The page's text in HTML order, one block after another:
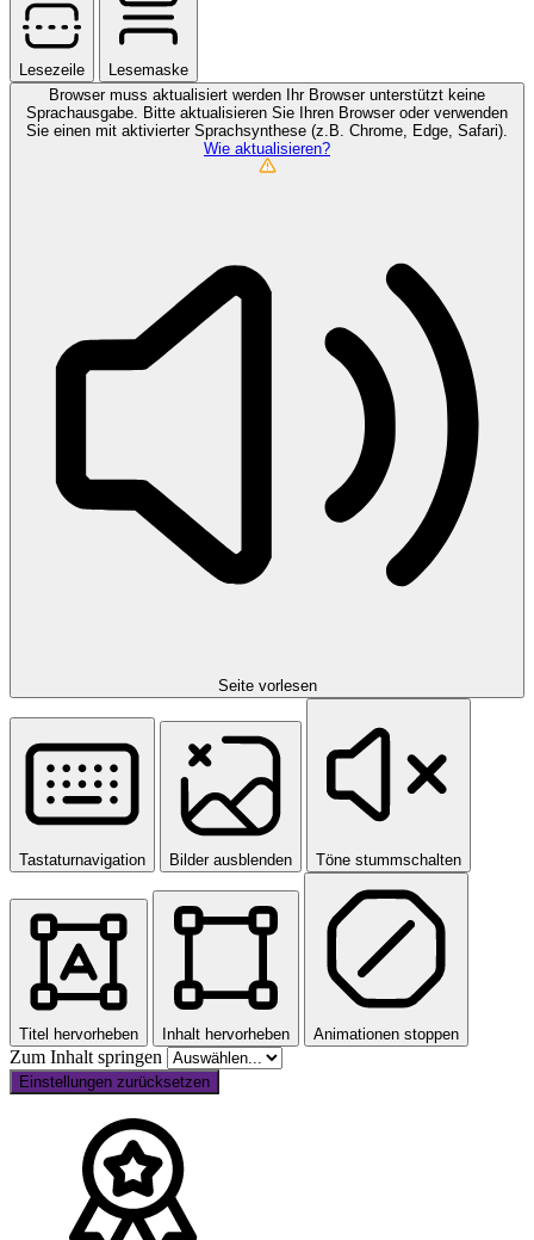
Lesezeile
Lesemaske
Browser muss aktualisiert werden
Ihr Browser unterstützt keine
Sprachausgabe. Bitte aktualisieren Sie Ihren Browser oder verwenden
Sie einen mit aktivierter Sprachsynthese (z.B. Chrome, Edge, Safari).
Wie aktualisieren?
Seite vorlesen
Tastaturnavigation Bilder ausblenden Töne stummschalten
Titel hervorheben Inhalt hervorheben Animationen stoppen
Zum Inhalt springen
Einstellungen zurücksetzen